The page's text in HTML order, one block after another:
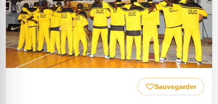
Sauvegarder